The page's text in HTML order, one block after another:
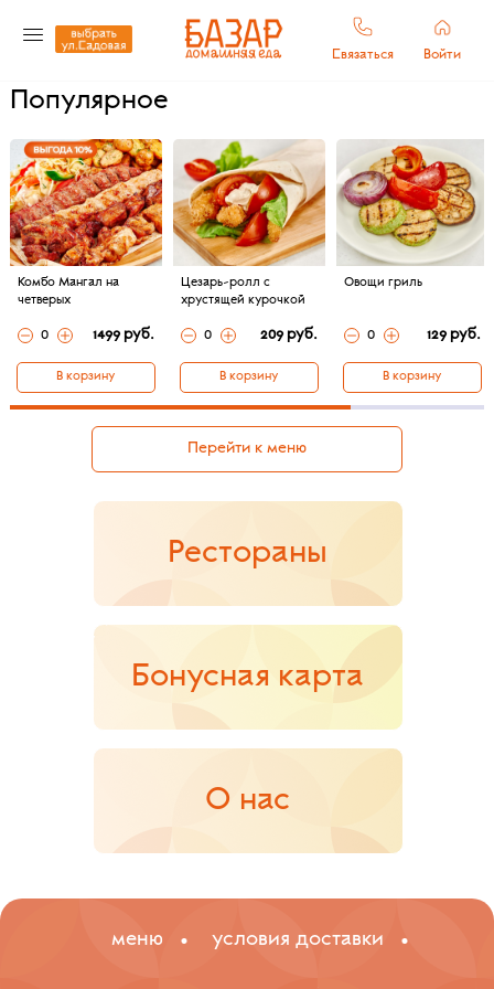
Связаться Войти
Популярное
Комбо Мангал на
четверых
0 1499 руб.
В корзину
Цезарь-ролл с
хрустящей курочкой
0 209 руб.
В корзину
Овощи гриль
0 129 руб.
В корзину
Перейти к меню
Рестораны
Бонусная карта
О нас
меню условия доставки